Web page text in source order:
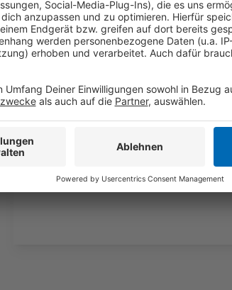
einzubetten.
Ihren
die Details
Nutzung des
powered by
Peter Jackson bringt die Schrecken
Originalaufnahmen auf die Kinoleinwand.
Anzeige